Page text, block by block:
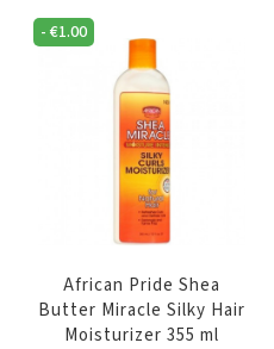
Breakage
Sheen
aantal
-€1.00
African Pride Shea
Butter Miracle Silky Hair
Moisturizer 355 ml